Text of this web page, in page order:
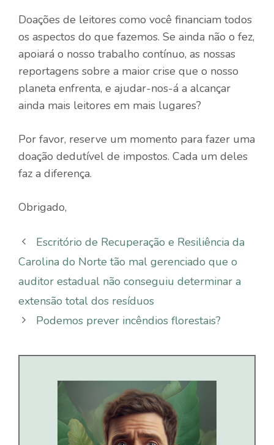
Doações de leitores como você financiam todos
os aspectos do que fazemos. Se ainda não o fez,
apoiará o nosso trabalho contínuo, as nossas
reportagens sobre a maior crise que o nosso
planeta enfrenta, e ajudar-nos-á a alcançar
ainda mais leitores em mais lugares?
Por favor, reserve um momento para fazer uma
doação dedutível de impostos. Cada um deles
faz a diferença.
Obrigado,
Escritório de Recuperação e Resiliência da
Carolina do Norte tão mal gerenciado que o
auditor estadual não conseguiu determinar a
extensão total dos resíduos
Podemos prever incêndios florestais?